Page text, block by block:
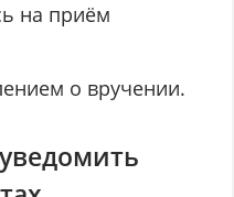
на приём
о вручении.